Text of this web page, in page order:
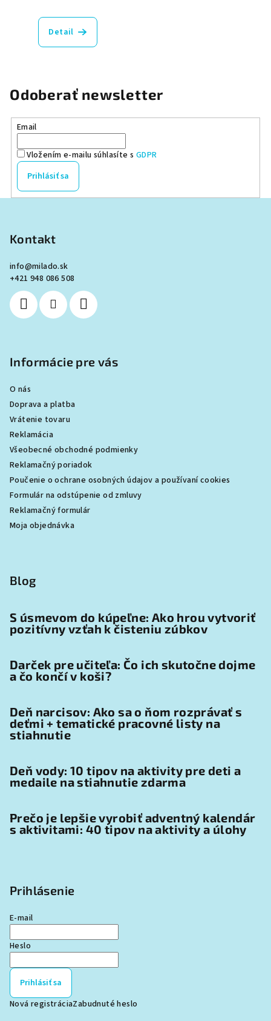
hodnotenie
produktu
hviezdičiek.
Detail
Odoberať newsletter
Email
Vložením e-mailu súhlasíte s GDPR
Prihlásiť sa
Kontakt
info@milado.sk
+421 948 086 508
Informácie pre vás
O nás
Doprava a platba
Vrátenie tovaru
Reklamácia
Všeobecné obchodné podmienky
Reklamačný poriadok
Poučenie o ochrane osobných údajov a používaní cookies
Formulár na odstúpenie od zmluvy
Reklamačný formulár
Moja objednávka
Blog
S úsmevom do kúpeľne: Ako hrou vytvoriť
pozitívny vzťah k čisteniu zúbkov
Darček pre učiteľa: Čo ich skutočne dojme
a čo končí v koši?
Deň narcisov: Ako sa o ňom rozprávať s
deťmi + tematické pracovné listy na
stiahnutie
Deň vody: 10 tipov na aktivity pre deti a
medaile na stiahnutie zdarma
Prečo je lepšie vyrobiť adventný kalendár
s aktivitami: 40 tipov na aktivity a úlohy
Prihlásenie
E-mail
Heslo
Prihlásiť sa
Nová registráciaZabudnuté heslo